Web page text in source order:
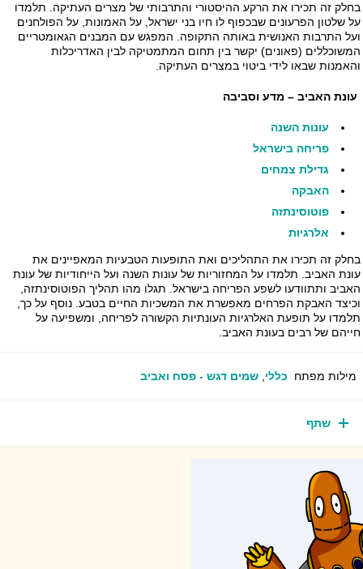
בחלק זה תכירו את הרקע ההיסטורי והתרבותי של מצרים העתיקה. תלמדו
על שלטון הפרעונים שבכפוף לו חיו בני ישראל, על האמונות, על הפולחנים
ועל התרבות האנושית באותה התקופה. המפגש עם המבנים הגאומטריים
המשוכללים (פאונים) יקשר בין תחום המתמטיקה לבין האדריכלות
והאמנות שבאו לידי ביטוי במצרים העתיקה.
עונת האביב – מדע וסביבה
עונות השנה
פריחה בישראל
גדילת צמחים
האבקה
פוטוסינתזה
אלרגיות
בחלק זה תכירו את התהליכים ואת התופעות הטבעיות המאפיינים את
עונת האביב. תלמדו על המחזוריות של עונות השנה ועל הייחודיות של עונת
האביב ותתוודעו לשפע הפריחה בישראל. תגלו מהו תהליך הפוטוסינתזה,
וכיצד האבקת הפרחים מאפשרת את המשכיות החיים בטבע. נוסף על כך,
תלמדו על תופעת האלרגיות העונתיות הקשורה לפריחה, ומשפיעה על
חייהם של רבים בעונת האביב.
מילות מפתח כללי שמים דגש - פסח ואביב
שתף